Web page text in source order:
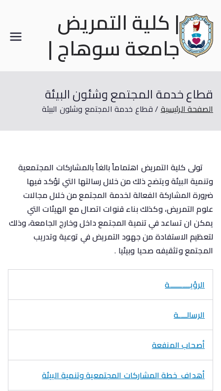
| كلية التمريض
جامعة سوهاج |
قطاع خدمة المجتمع وشئون البيئة
الصفحة الرئيسية قطاع خدمة المجتمع وشئون البيئة
تولى كلية التمريض اهتماماً بالغاً بالمشاركات المجتمعية
وتنمية البيئة ويتضح ذلك من خلال رسالتها التي تؤكد فيها
ضرورة المشاركة الفعالة لخدمة المجتمع من خلال مجالات
علوم التمريض، وكذلك بناء قنوات اتصال مع الهيئات التي
يمكن ان تساعد في تنمية المجتمع داخل وخارج الجامعة، وذلك
لتعظيم الاستفادة من جهود التمريض في توعية وتدريب
المجتمع وتثقيفه صحيا وبيئيا .
الرؤيــــــــــة
الرسالــــة
أصحاب المنفعة
أهداف خطة المشاركات المجتمعية وتنمية البيئة